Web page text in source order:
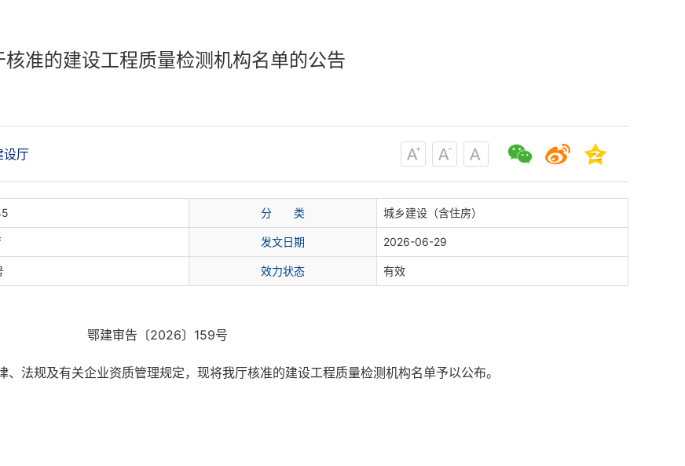
核准的建设工程质量检测机构名单的公告
设厅
分 类 城乡建设（含住房）
发文日期 2026-06-29
效力状态 有效
鄂建审告〔2026〕159号
法规及有关企业资质管理规定，现将我厅核准的建设工程质量检测机构名单予以公布。